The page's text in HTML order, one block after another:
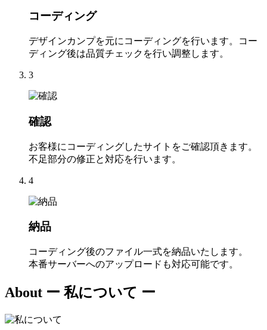
コーディング
デザインカンプを元にコーディングを行います。コー
ディング後は品質チェックを行い調整します。
3
確認
お客様にコーディングしたサイトをご確認頂きます。
不足部分の修正と対応を行います。
4
納品
コーディング後のファイル一式を納品いたします。
本番サーバーへのアップロードも対応可能です。
About ー 私について ー